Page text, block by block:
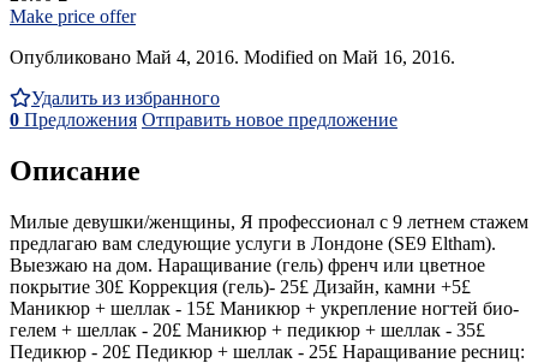
Make price offer
Опубликовано Май 4, 2016. Modified on Май 16, 2016.
Удалить из избранного
0 Предложения Отправить новое предложение
Описание
Милые девушки/женщины, Я профессионал с 9 летнем стажем
предлагаю вам следующие услуги в Лондоне (SE9 Eltham).
Выезжаю на дом. Наращивание (гель) френч или цветное
покрытие 30£ Коррекция (гель)- 25£ Дизайн, камни +5£
Маникюр + шеллак - 15£ Маникюр + укрепление ногтей био-
гелем + шеллак - 20£ Маникюр + педикюр + шеллак - 35£
Педикюр - 20£ Педикюр + шеллак - 25£ Наращивание ресниц: